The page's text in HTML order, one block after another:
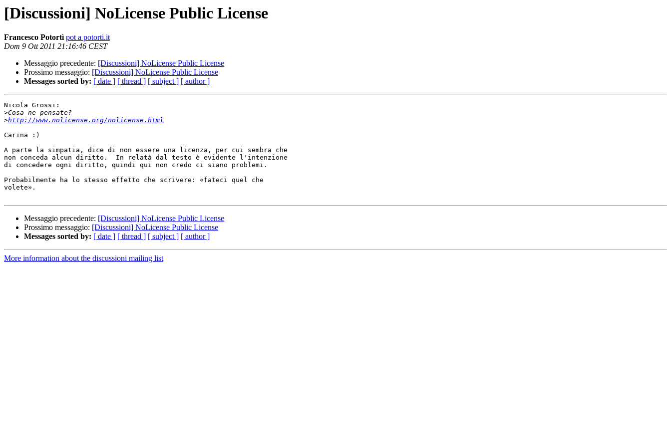
[Discussioni] NoLicense Public License
Francesco Potortì pot a potorti.it
Dom 9 Ott 2011 21:16:46 CEST
Messaggio precedente: [Discussioni] NoLicense Public License
Prossimo messaggio: [Discussioni] NoLicense Public License
Messages sorted by: [ date ] [ thread ] [ subject ] [ author ]
Nicola Grossi:
>
>http://www.nolicense.org/nolicense.html
Carina :)
A parte la simpatia, dice di non essere una licenza, per cui sembra che
non conceda alcun diritto.  In relatà dal testo è evidente l'intenzione
di concedere ogni diritto, quindi qui non credo ci siano problemi.
Probabilmente ha lo stesso effetto che scrivere: «fateci quel che
volete».
Messaggio precedente: [Discussioni] NoLicense Public License
Prossimo messaggio: [Discussioni] NoLicense Public License
Messages sorted by: [ date ] [ thread ] [ subject ] [ author ]
More information about the discussioni mailing list